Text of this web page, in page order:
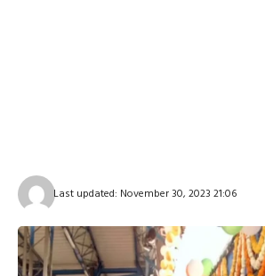
Last updated: November 30, 2023 21:06